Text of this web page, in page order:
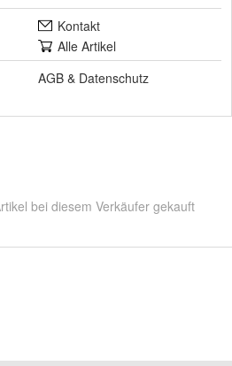
Kontakt
Alle Artikel
AGB & Datenschutz
bei diesem Verkäufer gekauft